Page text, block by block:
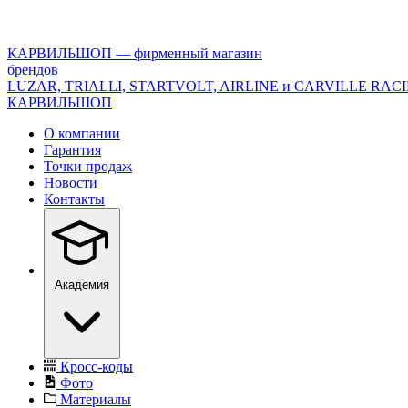
version="1.0"
encoding="utf-
8"?
>
КАРВИЛЬШОП — фирменный магазин
брендов
LUZAR, TRIALLI, STARTVOLT, AIRLINE и CARVILLE
КАРВИЛЬШОП
О компании
Гарантия
Точки продаж
Новости
Контакты
Академия
Кросс-коды
Фото
Материалы